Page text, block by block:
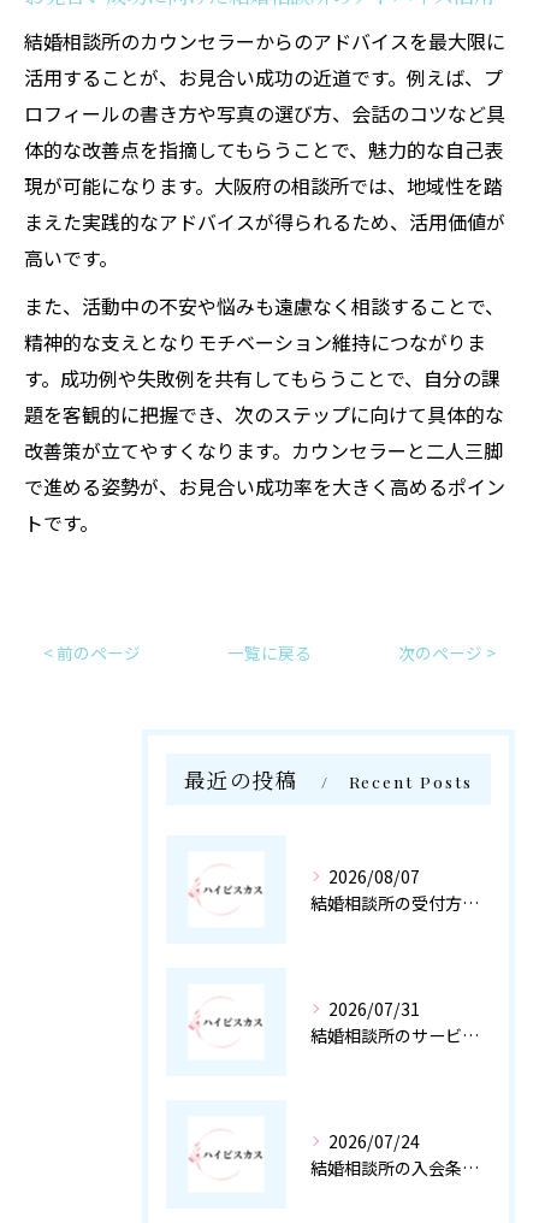
結婚相談所のカウンセラーからのアドバイスを最大限に
活用することが、お見合い成功の近道です。例えば、プ
ロフィールの書き方や写真の選び方、会話のコツなど具
体的な改善点を指摘してもらうことで、魅力的な自己表
現が可能になります。大阪府の相談所では、地域性を踏
まえた実践的なアドバイスが得られるため、活用価値が
高いです。
また、活動中の不安や悩みも遠慮なく相談することで、
精神的な支えとなりモチベーション維持につながりま
す。成功例や失敗例を共有してもらうことで、自分の課
題を客観的に把握でき、次のステップに向けて具体的な
改善策が立てやすくなります。カウンセラーと二人三脚
で進める姿勢が、お見合い成功率を大きく高めるポイン
トです。
< 前のページ 一覧に戻る 次のページ >
最近の投稿 Recent Posts
2026/08/07
結婚相談所の受付方法を徹底解説と手続きや入会条件の疑問もわかりやすく整理
2026/07/31
結婚相談所のサービス運営と大阪府で安心して選ぶための徹底ポイント
2026/07/24
結婚相談所の入会条件を年収や年齢・必要書類から徹底解説し審査落ちを防ぐ方法